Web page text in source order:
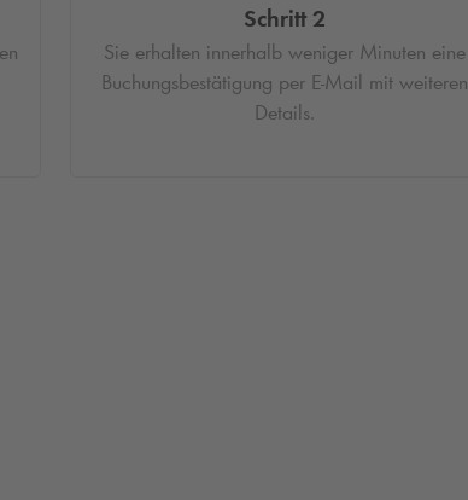
Schritt 2
Sie erhalten innerhalb weniger Minuten eine
Buchungsbestätigung per E-Mail mit weiteren
Details.